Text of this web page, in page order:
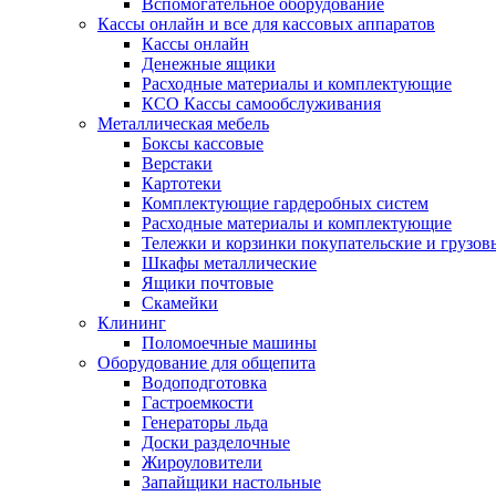
Вспомогательное оборудование
Кассы онлайн и все для кассовых аппаратов
Кассы онлайн
Денежные ящики
Расходные материалы и комплектующие
КСО Кассы самообслуживания
Металлическая мебель
Боксы кассовые
Верстаки
Картотеки
Комплектующие гардеробных систем
Расходные материалы и комплектующие
Тележки и корзинки покупательские и
Шкафы металлические
Ящики почтовые
Скамейки
Клининг
Поломоечные машины
Оборудование для общепита
Водоподготовка
Гастроемкости
Генераторы льда
Доски разделочные
Жироуловители
Запайщики настольные